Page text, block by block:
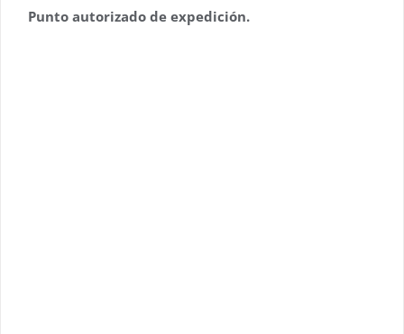
Punto autorizado de expedición.